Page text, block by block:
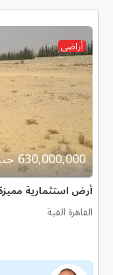
أراضى
630,000,000 جنية مصرى
أرض استثمارية
القاهرة القبة